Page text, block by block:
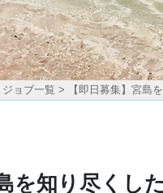
ジョブ一覧 > 【即日募集】宮島
を知り尽く